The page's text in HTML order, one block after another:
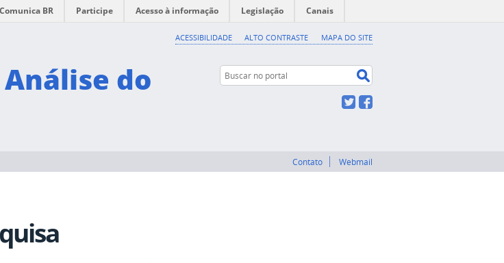
ACESSIBILIDADE ALTO CONTRASTE MAPA DO SITE
Comunica BR Participe Acesso à informação Legislação Canais
do Buscar no portal
Twitter
Contato Webmail